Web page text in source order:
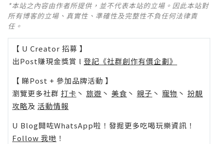
*本站之內容由作者所提供，並不代表本站的立場。因此本站對
所有博客的立場、真實性、準確性及完整性不負任何法律責
任。
【 U Creator 招募 】
出Post賺現金獎賞 l 登記《社群創作有價企劃》
【 睇Post + 參加品牌活動 】
瀏覽更多社群 打卡 丶 旅遊 丶 美食 丶 親子 丶 寵物 丶 扮靚
攻略及 活動情報
U Blog開咗WhatsApp啦！發掘更多吃喝玩樂資訊！
Follow 我哋 ！